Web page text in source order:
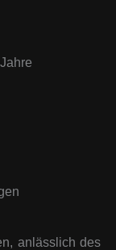
anlässlich des